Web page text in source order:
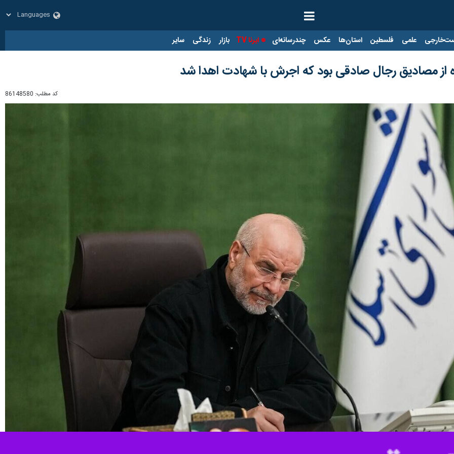
علمی فلسطین استان‌ها عکس چندرسانه‌ای ایرنا TV بازار زندگی سایر
از مصادیق رجال صادقی بود که اجرش با شهادت اهدا شد
کد مطلب: 86148580